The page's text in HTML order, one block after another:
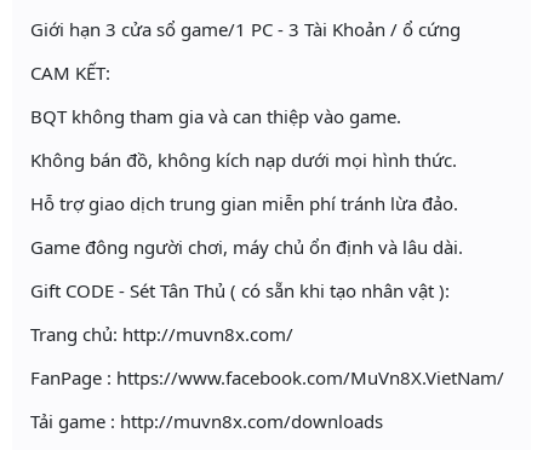
Giới hạn 3 cửa sổ game/1 PC - 3 Tài Khoản / ổ cứng
CAM KẾT:
BQT không tham gia và can thiệp vào game.
Không bán đồ, không kích nạp dưới mọi hình thức.
Hỗ trợ giao dịch trung gian miễn phí tránh lừa đảo.
Game đông người chơi, máy chủ ổn định và lâu dài.
Gift CODE - Sét Tân Thủ ( có sẵn khi tạo nhân vật ):
Trang chủ: http://muvn8x.com/
FanPage : https://www.facebook.com/MuVn8X.VietNam/
Tải game : http://muvn8x.com/downloads